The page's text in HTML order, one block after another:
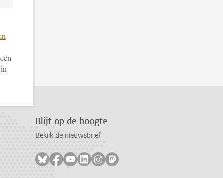
Blijf op de hoogte
Bekijk de nieuwsbrief
Volg ons op bluesky
Volg ons op facebook
Volg ons op youtube
Volg ons op linkedin
Volg ons op instagram
Volg ons op mastodon